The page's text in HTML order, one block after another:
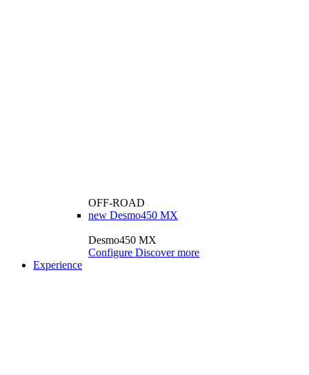
OFF-ROAD
new Desmo450 MX
Desmo450 MX
Configure Discover more
Experience